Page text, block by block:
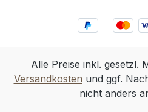
Alle Preise inkl. gesetzl.
Versandkosten und ggf.
nicht anders